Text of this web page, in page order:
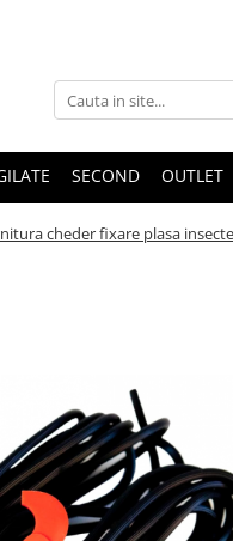
SECOND OUTLET
cheder fixare plasa